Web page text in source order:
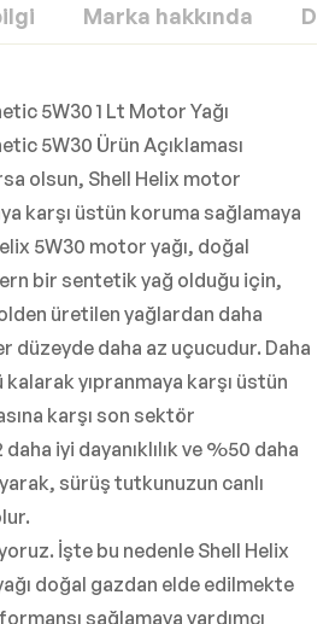
Marka hakkında
5W30 1 Lt Motor Yağı
5W30 Ürün Açıklaması
olsun, Shell Helix motor
karşı üstün koruma sağlamaya
5W30 motor yağı, doğal
bir sentetik yağ olduğu için,
üretilen yağlardan daha
düzeyde daha az uçucudur. Daha
yıpranmaya karşı üstün
karşı son sektör
iyi dayanıklılık ve %50 daha
sürüş tutkunuzun canlı
İşte bu nedenle Shell Helix
doğal gazdan elde edilmekte
sağlamaya yardımcı